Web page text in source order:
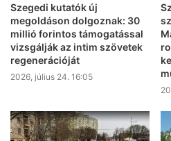
Szegedi kutatók új
megoldáson dolgoznak: 30
millió forintos támogatással
vizsgálják az intim szövetek
regenerációját
2026, július 24. 16:05